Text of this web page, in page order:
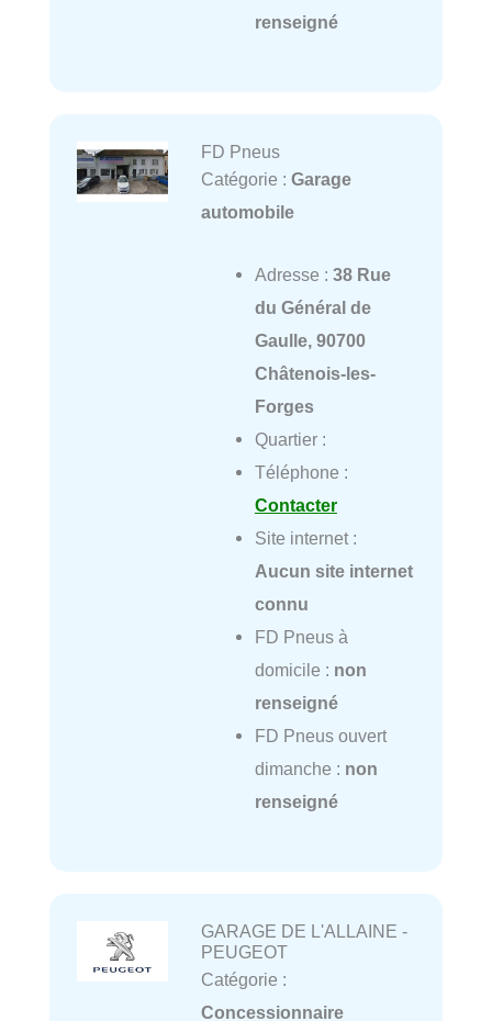
renseigné
FD Pneus
Catégorie : Garage
automobile
Adresse : 38 Rue
du Général de
Gaulle, 90700
Châtenois-les-
Forges
Quartier :
Téléphone :
Contacter
Site internet :
Aucun site internet
connu
FD Pneus à
domicile : non
renseigné
FD Pneus ouvert
dimanche : non
renseigné
GARAGE DE L'ALLAINE -
PEUGEOT
Catégorie :
Concessionnaire